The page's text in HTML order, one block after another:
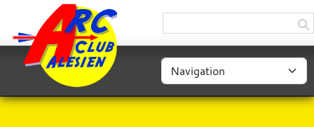
Panneau de gestion des cookies